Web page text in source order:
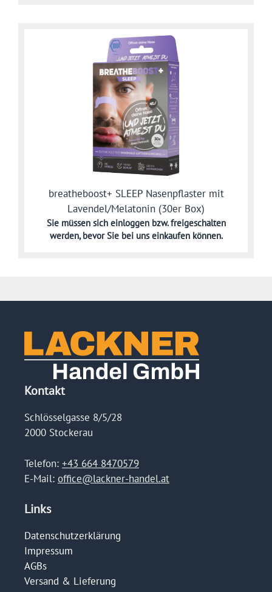
breatheboost+ SLEEP Nasenpflaster mit
Lavendel/Melatonin (30er Box)
Sie müssen sich einloggen bzw. freigeschalten
werden,bevor Sie bei uns einkaufen können.
Kontakt
Schlösselgasse 8/5/28
2000 Stockerau
Telefon: +43 664 8470579
E-Mail: office@lackner-handel.at
Links
Datenschutzerklärung
Impressum
AGBs
Versand & Lieferung